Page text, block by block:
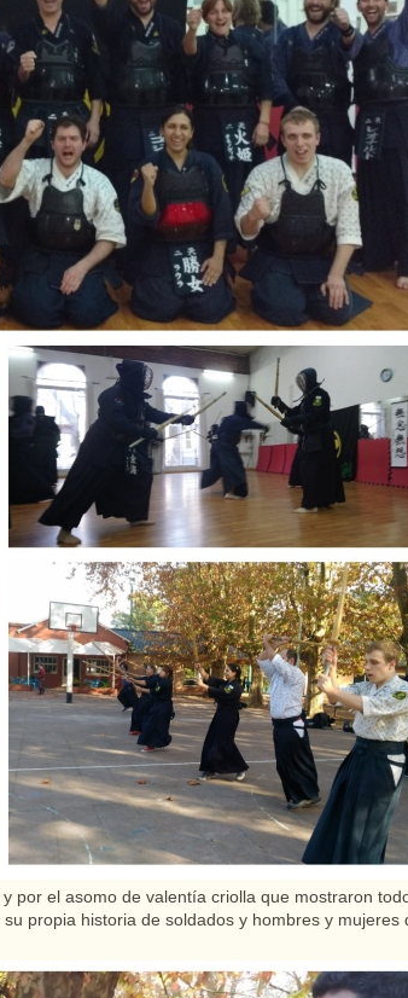
por el asomo de valentía criolla que mostraron
propia historia de soldados y hombres y mujeres